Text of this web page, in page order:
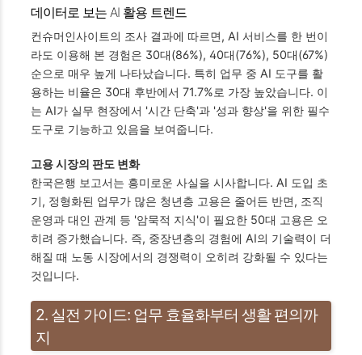
데이터로 보는 AI 활용 트렌드
컨슈머인사이트의 조사 결과에 따르면, AI 서비스를 한 번이
라도 이용해 본 경험은 30대(86%), 40대(76%), 50대(67%)
순으로 매우 높게 나타났습니다. 특히 업무 중 AI 도구를 활
용하는 비율은 30대 후반에서 71.7%로 가장 높았습니다. 이
는 AI가 실무 현장에서 '시간 단축'과 '성과 향상'을 위한 필수
도구로 기능하고 있음을 보여줍니다.
고용 시장의 판도 변화
한국은행 보고서는 흥미로운 사실을 시사합니다. AI 도입 초
기, 정형화된 업무가 많은 청년층 고용은 줄어든 반면, 조직
운영과 대인 관계 등 '암묵적 지식'이 필요한 50대 고용은 오
히려 증가했습니다. 즉, 중장년층의 경험에 AI의 기술력이 더
해질 때 노동 시장에서의 경쟁력이 오히려 강화될 수 있다는
것입니다.
2. 실전 가이드: 업무 효율화부터 생활 편의까
지